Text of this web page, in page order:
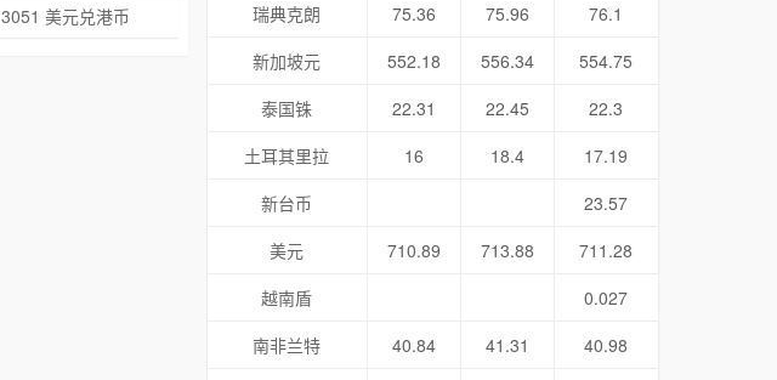
3051 美元兑港币
瑞典克朗
75.36 75.96
76.1
新加坡元
552.18 556.34
554.75
泰国铢
22.31 22.45
22.3
土耳其里拉
16 18.4
17.19
新台币
23.57
美元
710.89 713.88
711.28
越南盾
0.027
南非兰特
40.84 41.31 40.98